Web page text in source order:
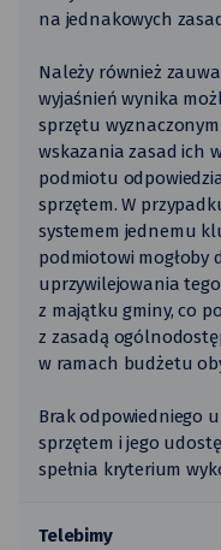
na jednakowych
Należy również
wyjaśnień wynika
sprzętu
wskazania zasad ich
podmiotu
sprzętem. W
systemem jednemu
podmiotowi mogłoby
uprzywilejowania
z majątku gminy, co
z zasadą
w ramach budżetu
Brak odpowiedniego
sprzętem i jego
spełnia kryterium
Telebimy